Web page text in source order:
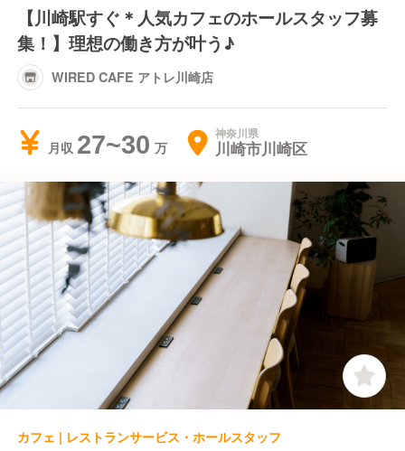
【川崎駅すぐ＊人気カフェのホールスタッフ募
集！】理想の働き方が叶う♪
WIRED CAFE アトレ川崎店
月収 27~30 神奈川県
川崎市川崎区
カフェ | レストランサービス・ホールスタッフ